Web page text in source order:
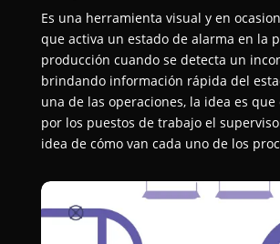
Es una herramienta visual y en
que activa un estado de alarma en la
producción cuando se detecta un
brindando información rápida del
una de las operaciones, la idea es que
por los puestos de trabajo el
idea de cómo van cada uno de los